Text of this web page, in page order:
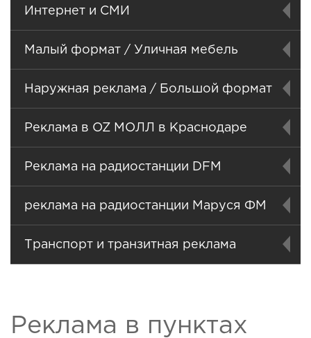
Интернет и СМИ
Малый формат / Уличная мебель
Наружная реклама / Большой формат
Реклама в OZ МОЛЛ в Краснодаре
Реклама на радиостанции DFM
реклама на радиостанции Маруся ФМ
Транспорт и транзитная реклама
Реклама в пунктах